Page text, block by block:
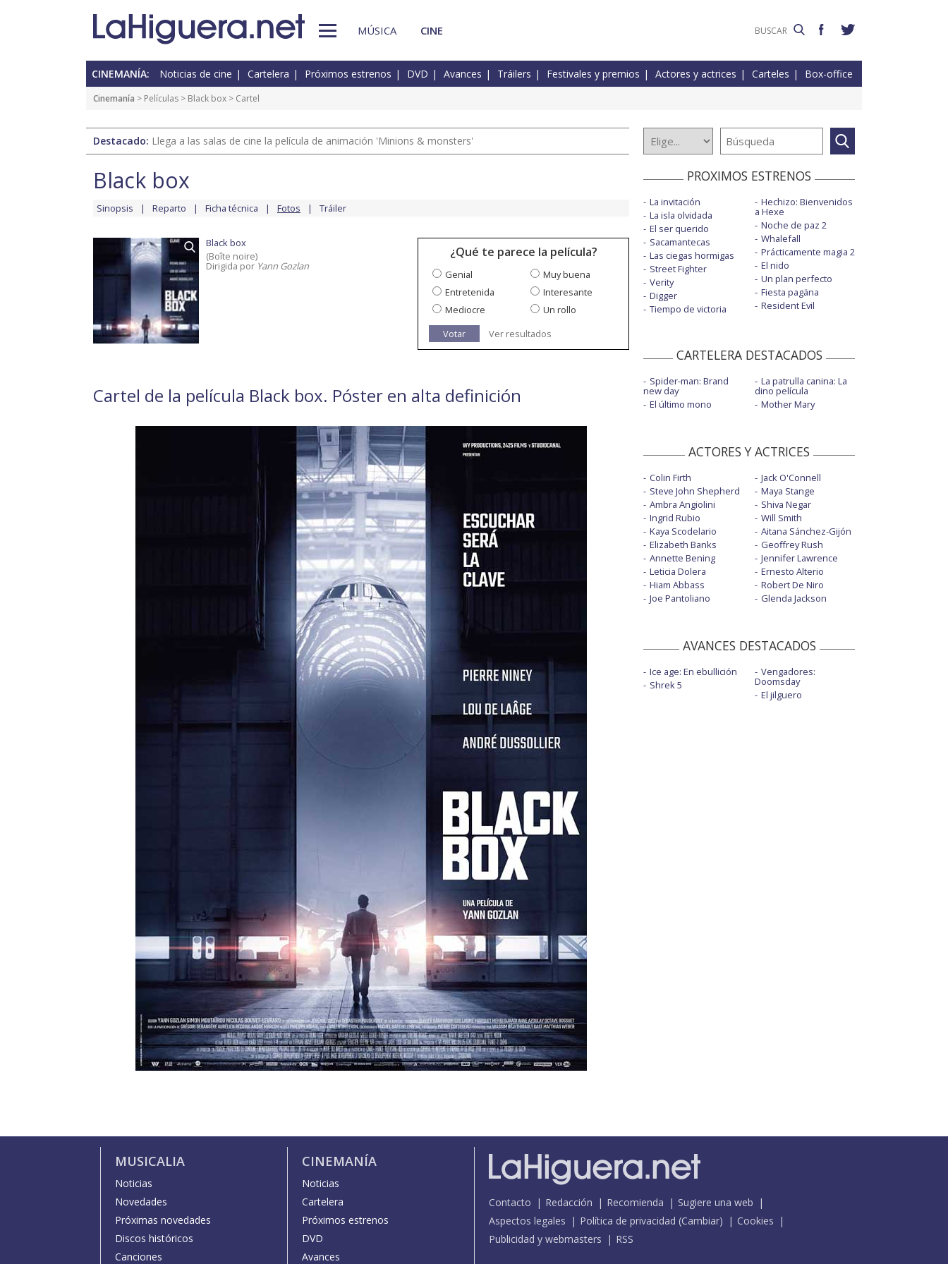
MÚSICA CINE
CINEMANÍA: Noticias de cine Cartelera Próximos estrenos DVD Avances Tráilers Festivales y premios Actores y actrices Carteles Box-office
Cinemanía > Películas > Black box > Cartel
Destacado: Llega a las salas de cine la película de animación 'Minions & monsters'
Black box
Sinopsis Reparto Ficha técnica Fotos Tráiler
Black box
(Boîte noire)
Dirigida por Yann Gozlan
¿Qué te parece la película?
Genial
Muy buena
Entretenida
Interesante
Mediocre
Un rollo
Votar
Ver resultados
Cartel de la película Black box. Póster en alta definición
PROXIMOS ESTRENOS
La invitación
La isla olvidada
El ser querido
Sacamantecas
Las ciegas hormigas
Street Fighter
Verity
Digger
Tiempo de victoria
Hechizo: Bienvenidos
a Hexe
Noche de paz 2
Whalefall
Prácticamente magia 2
El nido
Un plan perfecto
Fiesta pagäna
Resident Evil
CARTELERA DESTACADOS
Spider-man: Brand
new day
El último mono
La patrulla canina: La
dino película
Mother Mary
ACTORES Y ACTRICES
Colin Firth
Steve John Shepherd
Ambra Angiolini
Ingrid Rubio
Kaya Scodelario
Elizabeth Banks
Annette Bening
Leticia Dolera
Hiam Abbass
Joe Pantoliano
Jack O'Connell
Maya Stange
Shiva Negar
Will Smith
Aitana Sánchez-Gijón
Geoffrey Rush
Jennifer Lawrence
Ernesto Alterio
Robert De Niro
Glenda Jackson
AVANCES DESTACADOS
Ice age: En ebullición
Shrek 5
Vengadores:
Doomsday
El jilguero
MUSICALIA
Noticias
Novedades
Próximas novedades
Discos históricos
Canciones
CINEMANÍA
Noticias
Cartelera
Próximos estrenos
DVD
Avances
Contacto Redacción Recomienda
Sugiere una web
Aspectos legales
Política de privacidad (Cambiar)
Cookies
Publicidad y webmasters
RSS